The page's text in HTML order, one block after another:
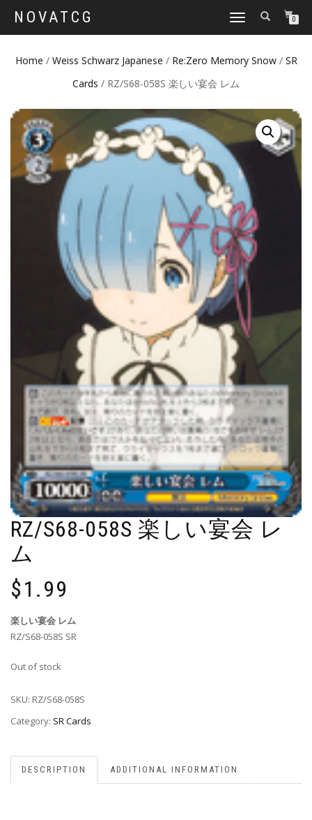
NOVATCG
TOGGLE
0
Home / Weiss Schwarz Japanese / Re:Zero Memory Snow/ SR
Cards / RZ/S68-058S 楽しい宴会 レム
RZ/S68-058S 楽しい宴会 レ
ム
$1.99
楽しい宴会 レム
RZ/S68-058S SR
Out of stock
SKU: RZ/S68-058S
Category: SR Cards
DESCRIPTION ADDITIONAL INFORMATION